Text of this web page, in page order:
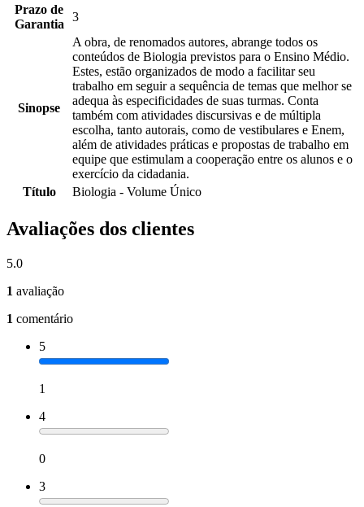
Prazo de
Garantia
3
Sinopse
A obra, de renomados autores, abrange todos os
conteúdos de Biologia previstos para o Ensino Médio.
Estes, estão organizados de modo a facilitar seu
trabalho em seguir a sequência de temas que melhor se
adequa às especificidades de suas turmas. Conta
também com atividades discursivas e de múltipla
escolha, tanto autorais, como de vestibulares e Enem,
além de atividades práticas e propostas de trabalho em
equipe que estimulam a cooperação entre os alunos e o
exercício da cidadania.
Título
Biologia - Volume Único
Avaliações dos clientes
5.0
1 avaliação
1 comentário
5
1
4
0
3